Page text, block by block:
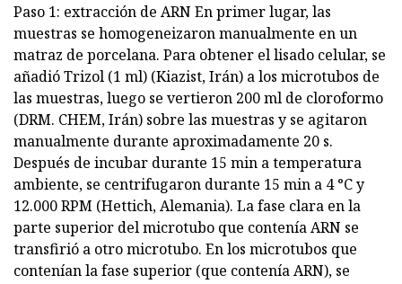
Paso 1: extracción de ARN En primer lugar, las
muestras se homogeneizaron manualmente en un
matraz de porcelana. Para obtener el lisado celular, se
añadió Trizol (1 ml) (Kiazist, Irán) a los microtubos de
las muestras, luego se vertieron 200 ml de cloroformo
(DRM. CHEM, Irán) sobre las muestras y se agitaron
manualmente durante aproximadamente 20 s.
Después de incubar durante 15 min a temperatura
ambiente, se centrifugaron durante 15 min a 4 °C y
12.000 RPM (Hettich, Alemania). La fase clara en la
parte superior del microtubo que contenía ARN se
transfirió a otro microtubo. En los microtubos que
contenían la fase superior (que contenía ARN), se